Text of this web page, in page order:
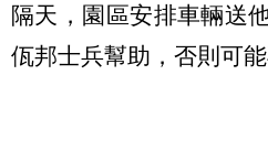
隔天，園區安排車輛送
佤邦士兵幫助，否則可能